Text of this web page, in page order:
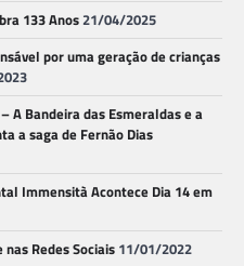
133 Anos21/04/2025
por uma geração de crianças
A Bandeira das Esmeraldas e a
a saga de Fernão Dias
Immensità Acontece Dia 14 em
nas Redes Sociais 11/01/2022